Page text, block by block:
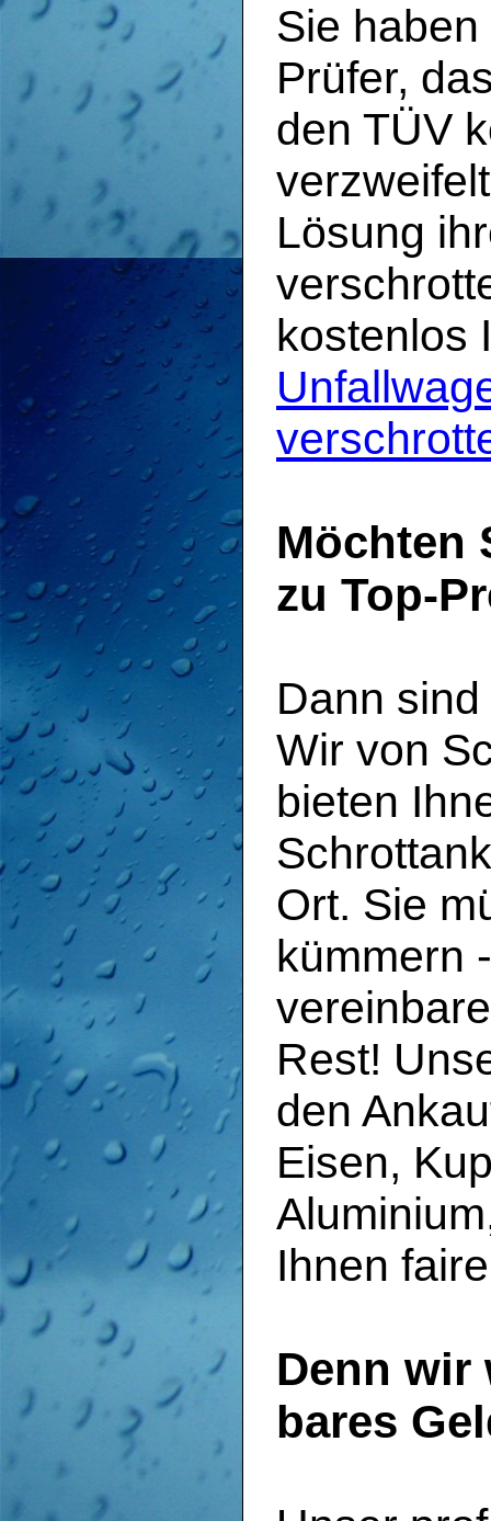
Sie
Prüfer,
den TÜV
Lösung
kostenlos
Möchten
zu Top-
Dann
Wir von
bieten
Ort. Sie
kümmern
Rest!
den
Eisen,
Ihnen
Denn wir
bares